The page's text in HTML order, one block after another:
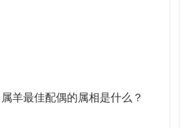
属羊最佳配偶的属相是什么？